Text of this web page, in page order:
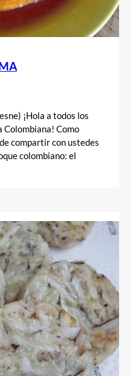
¡Hola a todos los
Colombiana! Como
compartir con ustedes
colombiano: el